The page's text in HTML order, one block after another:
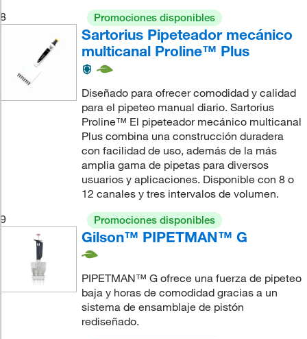
8 Promociones disponibles
Sartorius Pipeteador mecánico
multicanal Proline™ Plus
Diseñado para ofrecer comodidad y calidad
para el pipeteo manual diario. Sartorius
Proline™ El pipeteador mecánico multicanal
Plus combina una construcción duradera
con facilidad de uso, además de la más
amplia gama de pipetas para diversos
usuarios y aplicaciones. Disponible con 8 o
12 canales y tres intervalos de volumen.
9
Promociones disponibles
Gilson™ PIPETMAN™ G
PIPETMAN™ G ofrece una fuerza de pipeteo
baja y horas de comodidad gracias a un
sistema de ensamblaje de pistón
rediseñado.